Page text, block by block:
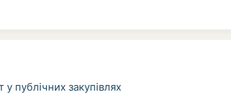
публічних закупівлях